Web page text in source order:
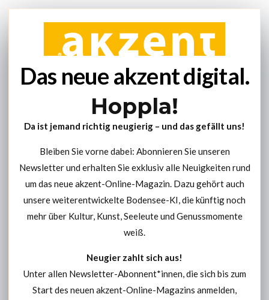
Das neue akzent digital.
Hoppla!
Da ist jemand richtig neugierig – und das gefällt uns!
Bleiben Sie vorne dabei: Abonnieren Sie unseren
Newsletter und erhalten Sie exklusiv alle Neuigkeiten rund
um das neue akzent-Online-Magazin. Dazu gehört auch
unsere weiterentwickelte Bodensee-KI, die künftig noch
mehr über Kultur, Kunst, Seeleute und Genussmomente
weiß.
Neugier zahlt sich aus!
Unter allen Newsletter-Abonnent*innen, die sich bis zum
Start des neuen akzent-Online-Magazins anmelden,